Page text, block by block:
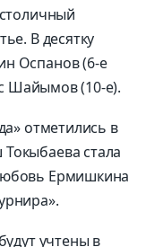
В десятку
Оспанов (6-е
Шайымов (10-е).
отметились в
стала
Ермишкина
учтены в